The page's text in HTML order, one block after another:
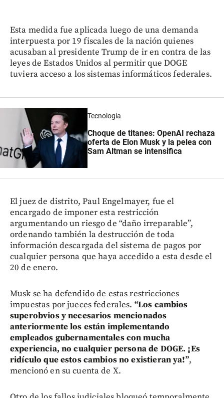
Esta medida fue aplicada luego de una demanda
interpuesta por 19 fiscales de la nación quienes
acusaban al presidente Trump de ir en contra de las
leyes de Estados Unidos al permitir que DOGE
tuviera acceso a los sistemas informáticos federales.
Tecnología
Choque de titanes: OpenAI rechaza
oferta de Elon Musk y la pelea con
Sam Altman se intensifica
El juez de distrito, Paul Engelmayer, fue el
encargado de imponer esta restricción
argumentando un riesgo de “daño irreparable”,
ordenando también la destrucción de toda
información descargada del sistema de pagos por
cualquier persona que haya accedido a esta desde el
20 de enero.
Musk se ha defendido de estas restricciones
impuestas por jueces federales. “Los cambios
superobvios y necesarios mencionados
anteriormente los están implementando
empleados gubernamentales con mucha
experiencia, no cualquier persona de DOGE. ¡Es
ridículo que estos cambios no existieran ya!”,
mencionó en su cuenta de X.